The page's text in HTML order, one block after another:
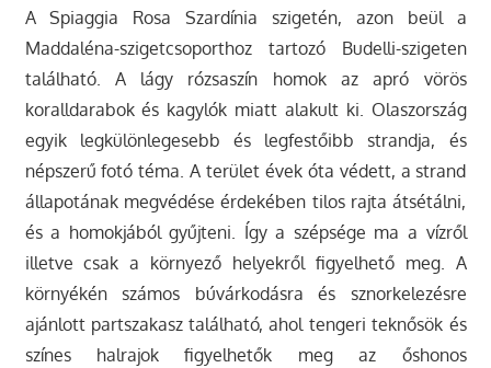
A Spiaggia Rosa Szardínia szigetén, azon beül a
Maddaléna-szigetcsoporthoz tartozó Budelli-szigeten
található. A lágy rózsaszín homok az apró vörös
koralldarabok és kagylók miatt alakult ki. Olaszország
egyik legkülönlegesebb és legfestőibb strandja, és
népszerű fotó téma. A terület évek óta védett, a strand
állapotának megvédése érdekében tilos rajta átsétálni,
és a homokjából gyűjteni. Így a szépsége ma a vízről
illetve csak a környező helyekről figyelhető meg. A
környékén számos búvárkodásra és sznorkelezésre
ajánlott partszakasz található, ahol tengeri teknősök és
színes halrajok figyelhetők meg az őshonos